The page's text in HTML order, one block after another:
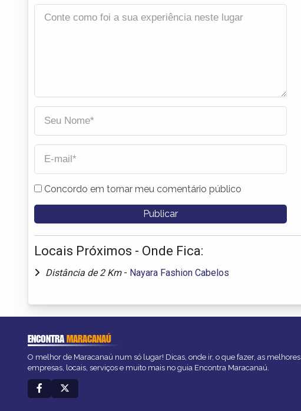
Concordo em tornar meu comentário público
Locais Próximos - Onde Fica:
Distância de 2 Km - Nayara Fashion Cabelos
ENCONTRAMARACANAÚ
O melhor de Maracanaú num só lugar! Dicas, onde ir, o que fazer, as melhores
empresas, locais, serviços e muito mais no guia Encontra Maracanaú.